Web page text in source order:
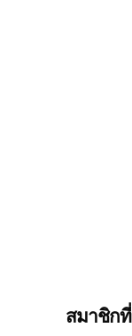
สมาชิก